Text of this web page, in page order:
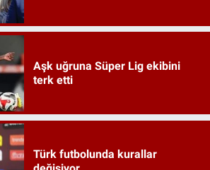
Aşk uğruna Süper Lig ekibini
terk etti
Türk futbolunda kurallar